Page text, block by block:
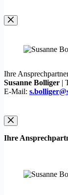
Ihre
Susanne Bolliger |
E-Mail:
Ihre